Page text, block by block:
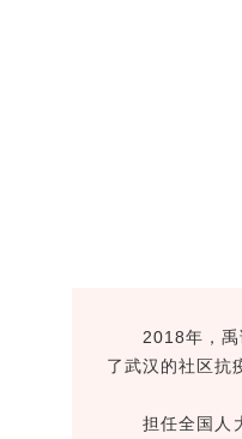
2018年，
了武汉的社区抗
担任全国人